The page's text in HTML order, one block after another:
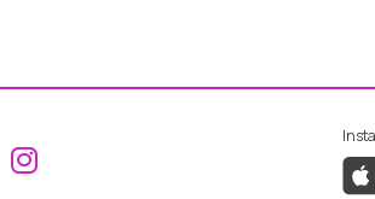
Aceder ao Facebook da
Aceder ao Instagram